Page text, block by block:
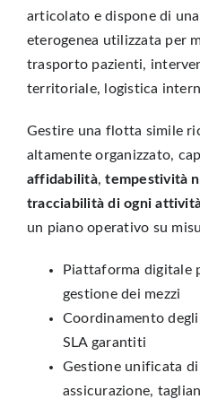
articolato e dispone di
eterogenea utilizzata per
trasporto pazienti,
territoriale, logistica
Gestire una flotta simile
altamente organizzato,
affidabilità,tempestività
tracciabilità di ogni
un piano operativo su
Piattaforma digitale
gestione dei mezzi
Coordinamento
SLA garantiti
Gestione unificata di
assicurazione,